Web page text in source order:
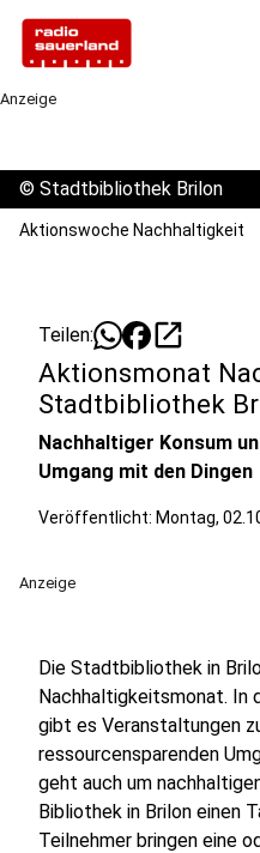
Anzeige
© Stadtbibliothek Brilon
Aktionswoche Nachhaltigkeit
Teilen: open_in_new
Aktionsmonat
Stadtbibliothek
Nachhaltiger Konsum
Umgang mit den Dingen
Veröffentlicht: Montag,
Anzeige
Die Stadtbibliothek in
Nachhaltigkeitsmonat. In
gibt es Veranstaltungen
ressourcensparenden
geht auch um
Bibliothek in Brilon einen
Teilnehmer bringen eine